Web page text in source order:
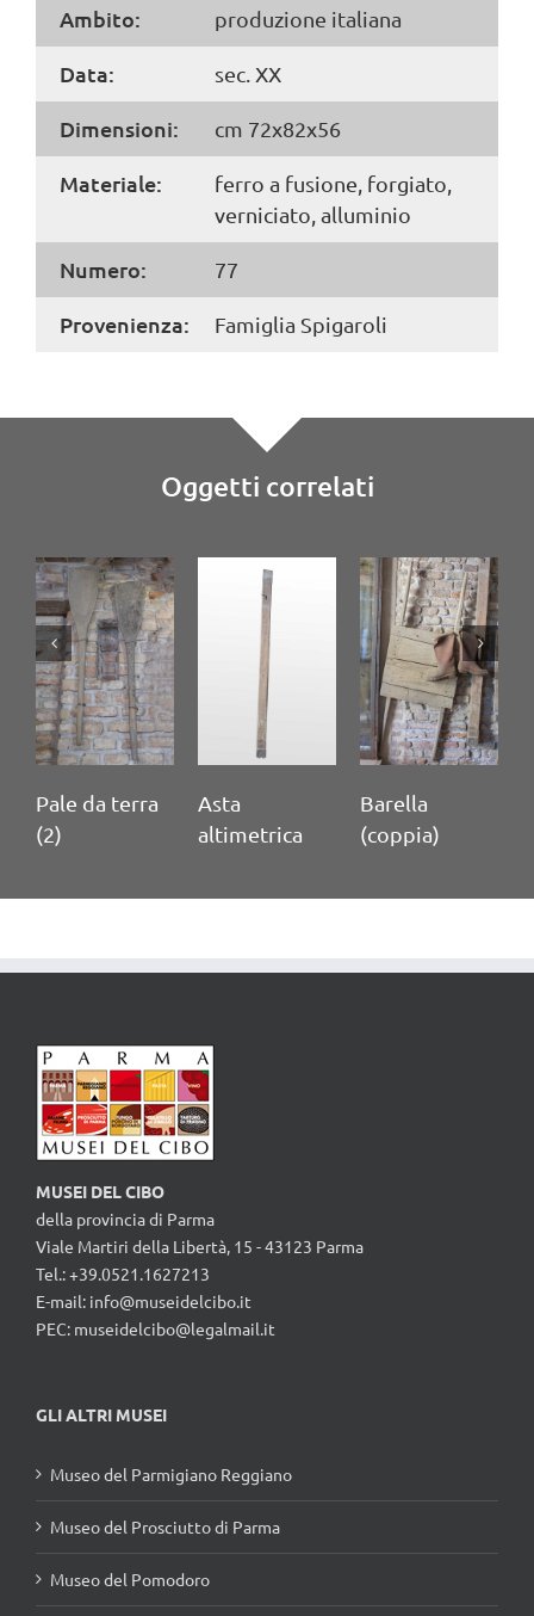
Ambito: produzione italiana
Data: sec. XX
Dimensioni: cm 72x82x56
Materiale:
ferro a fusione, forgiato,
verniciato, alluminio
Numero: 77
Provenienza: Famiglia Spigaroli
Oggetti correlati
Pale da terra
(2)
Asta
altimetrica
Barella
(coppia)
MUSEI DEL CIBO
della provincia di Parma
Viale Martiri della Libertà, 15 - 43123 Parma
Tel.: +39.0521.1627213
E-mail: info@museidelcibo.it
PEC: museidelcibo@legalmail.it
GLI ALTRI MUSEI
Museo del Parmigiano Reggiano
Museo del Prosciutto di Parma
Museo del Pomodoro